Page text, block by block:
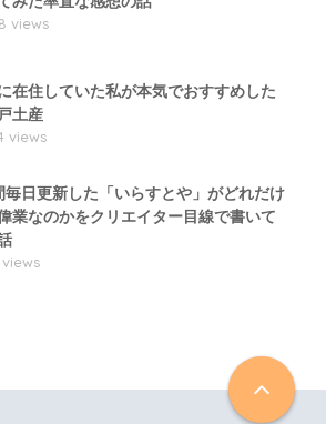
views
在住していた私が本気でおすすめした
土産
views
毎日更新した「いらすとや」がどれだけ
業なのかをクリエイター目線で書いて